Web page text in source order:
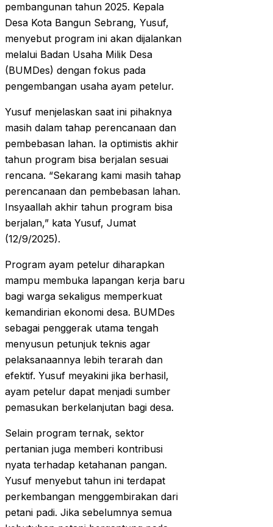
pembangunan tahun 2025. Kepala
Desa Kota Bangun Sebrang, Yusuf,
menyebut program ini akan dijalankan
melalui Badan Usaha Milik Desa
(BUMDes) dengan fokus pada
pengembangan usaha ayam petelur.
Yusuf menjelaskan saat ini pihaknya
masih dalam tahap perencanaan dan
pembebasan lahan. Ia optimistis akhir
tahun program bisa berjalan sesuai
rencana. “Sekarang kami masih tahap
perencanaan dan pembebasan lahan.
Insyaallah akhir tahun program bisa
berjalan,” kata Yusuf, Jumat
(12/9/2025).
Program ayam petelur diharapkan
mampu membuka lapangan kerja baru
bagi warga sekaligus memperkuat
kemandirian ekonomi desa. BUMDes
sebagai penggerak utama tengah
menyusun petunjuk teknis agar
pelaksanaannya lebih terarah dan
efektif. Yusuf meyakini jika berhasil,
ayam petelur dapat menjadi sumber
pemasukan berkelanjutan bagi desa.
Selain program ternak, sektor
pertanian juga memberi kontribusi
nyata terhadap ketahanan pangan.
Yusuf menyebut tahun ini terdapat
perkembangan menggembirakan dari
petani padi. Jika sebelumnya semua